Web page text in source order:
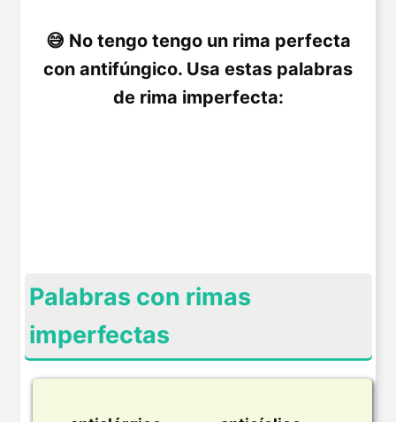
No tengo tengo un rima perfecta
con antifúngico. Usa estas palabras
de rima imperfecta:
Palabras con rimas
imperfectas